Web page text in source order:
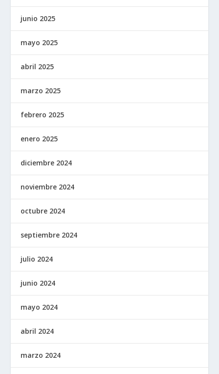
junio 2025
mayo 2025
abril 2025
marzo 2025
febrero 2025
enero 2025
diciembre 2024
noviembre 2024
octubre 2024
septiembre 2024
julio 2024
junio 2024
mayo 2024
abril 2024
marzo 2024